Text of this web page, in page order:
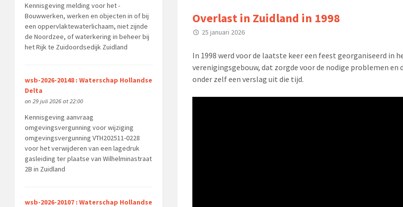
Overlast in Zuidland in 1998
25 januari 2026
In 1998 werd voor de laatste keer een feest georganiseerd in
verenigingsgebouw, dat zorgde voor de nodige problemen en
onder zelf een verslag uit die tijd.
Kennisgeving melding voor het -
Bouwwerken, werken en objecten in of bij
een oppervlaktewaterlichaam, niet zijnde
de Noordzee, of waterkering in beheer bij
het Rijk te Zuidoordsedijk Zuidland
wsb-2026-20148 : Waterschap Hollandse
Delta
on 29 juli 2026 at 22:00
Kennisgeving aanvraag
omgevingsvergunning voor wijziging
omgevingsvergunning VTH202511-0228
voor het verwijderen van een lagedruk
gasleiding ter plaatse van Wilhelminastraat
2B in Zuidland
wsb-2026-20107 : Waterschap Hollandse